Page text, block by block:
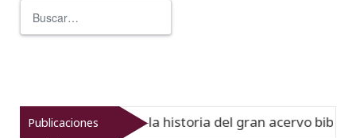
Publicaciones
Virreinato muestra la historia del gran acervo